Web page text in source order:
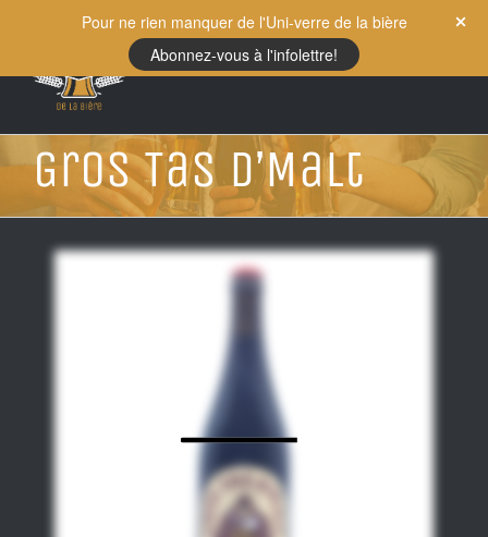
content
Gros Tas D’Malt
Pour ne rien manquer de l'Uni-verre de la bière
Abonnez-vous à l'infolettre!